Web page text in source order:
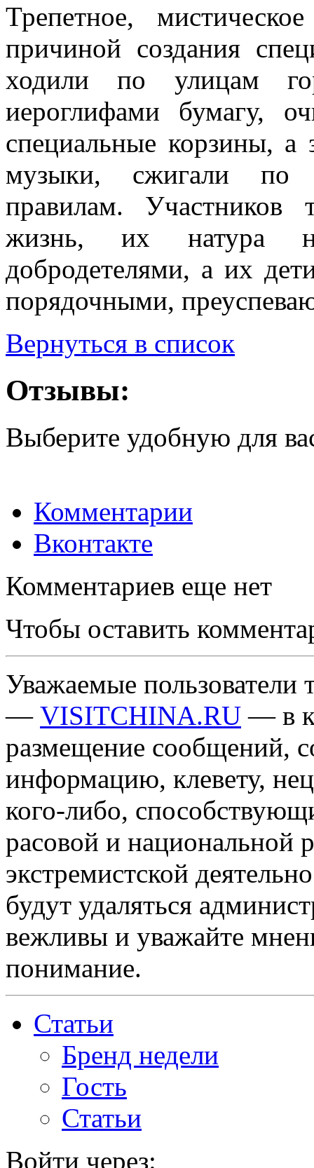
Трепетное,
причиной создания
ходили по улицам
иероглифами бумагу,
специальные корзины, а
музыки, сжигали по
правилам. Участников
жизнь, их натура
добродетелями, а их
порядочными,
Вернуться в список
Отзывы:
Выберите удобную для
Комментарии
Вконтакте
Комментариев еще нет
Чтобы оставить
Уважаемые пользователи
— VISITCHINA.RU — в
размещение сообщений,
информацию, клевету,
кого-либо,
расовой и национальной
экстремистской
будут удаляться
вежливы и уважайте
понимание.
Статьи
Бренд недели
Гость
Статьи
Войти через: